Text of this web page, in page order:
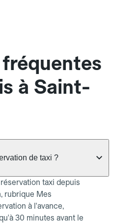
à Saint-
de taxi ?
taxi depuis
rubrique Mes
à l'avance,
30 minutes avant le